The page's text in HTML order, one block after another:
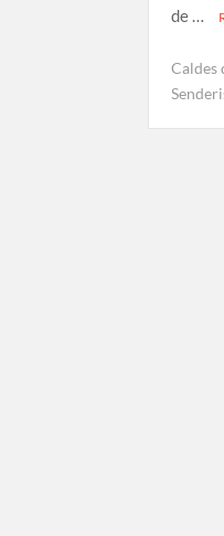
de …
Caldes